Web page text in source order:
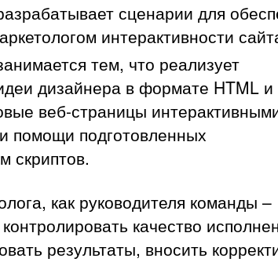
сценарии для
интерактивности
тем, что реализует
дизайнера в формате HTML и
веб-страницы
помощи подготовленных
скриптов.
как руководителя команды –
качество
результаты, вносить